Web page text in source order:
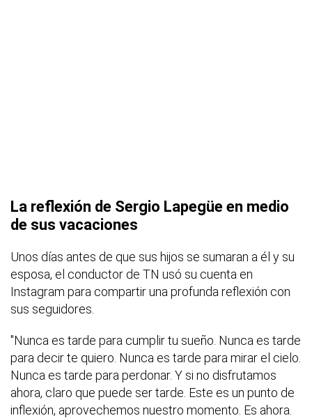
La reflexión de Sergio Lapegüe en medio
de sus vacaciones
Unos días antes de que sus hijos se sumaran a él y su
esposa, el conductor de TN usó su cuenta en
Instagram para compartir una profunda reflexión con
sus seguidores.
"Nunca es tarde para cumplir tu sueño. Nunca es tarde
para decir te quiero. Nunca es tarde para mirar el cielo.
Nunca es tarde para perdonar. Y si no disfrutamos
ahora, claro que puede ser tarde. Este es un punto de
inflexión, aprovechemos nuestro momento. Es ahora.